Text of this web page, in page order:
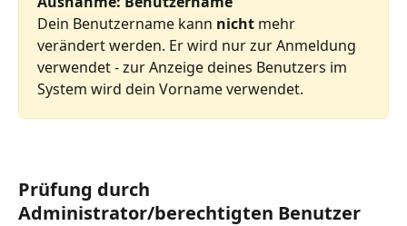
Dein Benutzername kann nicht mehr
verändert werden. Er wird nur zur Anmeldung
verwendet - zur Anzeige deines Benutzers im
System wird dein Vorname verwendet.
Prüfung durch
Administrator/berechtigten Benutzer